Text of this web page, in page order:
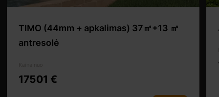
TIMO (44mm + apkalimas) 37㎡+13 ㎡
antresolė
17501 €